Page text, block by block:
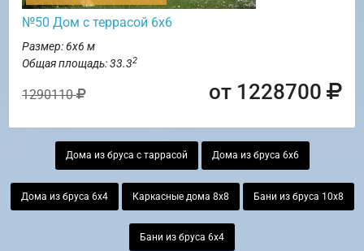
№50 Дом с террасой 6х6
Размер: 6х6 м
Общая площадь: 33.32
1290110 от 1228700
Дома из бруса с таррасой Дома из бруса 6х6
Дома из бруса 6х4 Каркасные дома 8х8 Бани из бруса 10х8
Бани из бруса 6х4